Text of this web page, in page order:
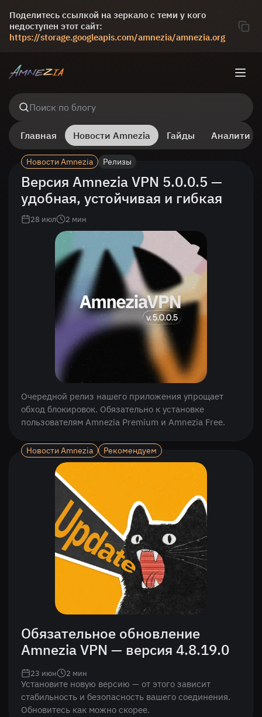
Поделитесь ссылкой на зеркало с теми у кого
недоступен этот сайт:
https://storage.googleapis.com/amnezia/amnezia.org
Поиск по блогу
Главная Новости Amnezia Гайды Аналитика
Новости Amnezia
Новости Amnezia Релизы
Версия Amnezia VPN 5.0.0.5 —
удобная, устойчивая и гибкая
28 июл 2 мин
Очередной релиз нашего приложения упрощает
обход блокировок. Обязательно к установке
пользователям Amnezia Premium и Amnezia Free.
Новости Amnezia Рекомендуем
Обязательное обновление
Amnezia VPN — версия 4.8.19.0
Установите новую версию — от этого зависит
стабильность и безопасность вашего соединения.
Обновитесь как можно скорее.
23 июн 2 мин